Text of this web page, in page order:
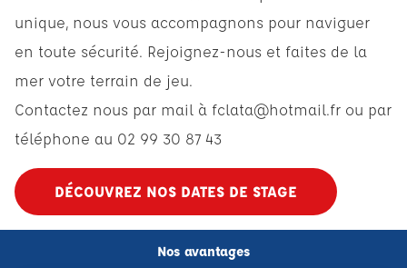
unique, nous vous accompagnons pour naviguer
en toute sécurité. Rejoignez-nous et faites de la
mer votre terrain de jeu.
Contactez nous par mail à fclata@hotmail.fr ou par
téléphone au 02 99 30 87 43
DÉCOUVREZ NOS DATES DE STAGE
Nos avantages